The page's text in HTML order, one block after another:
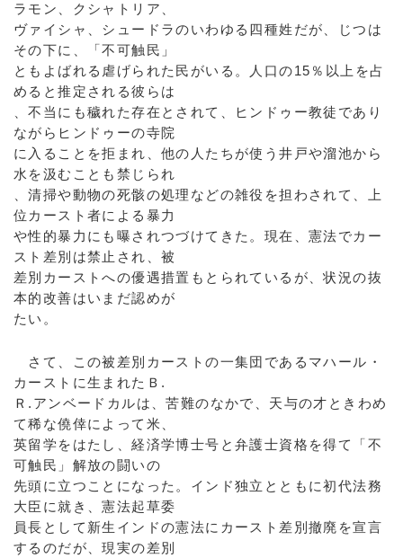
ラモン、クシャトリア、
ヴァイシャ、シュードラのいわゆる四種姓だが、じつは
その下に、「不可触民」
ともよばれる虐げられた民がいる。人口の15％以上を占
めると推定される彼らは
、不当にも穢れた存在とされて、ヒンドゥー教徒であり
ながらヒンドゥーの寺院
に入ることを拒まれ、他の人たちが使う井戸や溜池から
水を汲むことも禁じられ
、清掃や動物の死骸の処理などの雑役を担わされて、上
位カースト者による暴力
や性的暴力にも曝されつづけてきた。現在、憲法でカー
スト差別は禁止され、被
差別カーストへの優遇措置もとられているが、状況の抜
本的改善はいまだ認めが
たい。
さて、この被差別カーストの一集団であるマハール・
カーストに生まれたＢ.
Ｒ.アンベードカルは、苦難のなかで、天与の才ときわめ
て稀な僥倖によって米、
英留学をはたし、経済学博士号と弁護士資格を得て「不
可触民」解放の闘いの
先頭に立つことになった。インド独立とともに初代法務
大臣に就き、憲法起草委
員長として新生インドの憲法にカースト差別撤廃を宣言
するのだが、現実の差別